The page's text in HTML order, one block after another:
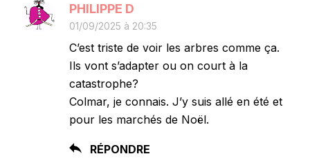
PHILIPPE D
01/09/2025 à 20:35
C’est triste de voir les arbres comme ça.
Ils vont s’adapter ou on court à la
catastrophe?
Colmar, je connais. J’y suis allé en été et
pour les marchés de Noël.
RÉPONDRE